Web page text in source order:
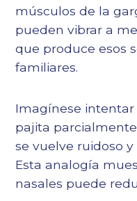
músculos de la
pueden vibrar a
que produce esos
familiares.
Imagínese intentar
pajita
se vuelve ruidoso
Esta analogía
nasales puede